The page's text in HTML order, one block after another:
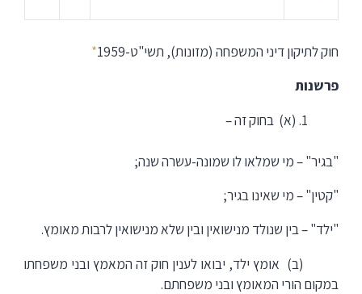
חוק לתיקון דיני המשפחה (מזונות), תשי"ט-1959
*
פרשנות
(א) בחוק זה –
"בגיר" – מי שמלאו לו שמונה-עשרה שנה;
"קטין" – מי שאינו בגיר;
"ילד" – בין שנולד מנישואין ובין שלא מנישואין לרבות מאומץ.
(ב) אומץ ילד, יבואו לענין חוק זה המאמץ ובני משפחתו
במקום הורי המאומץ ובני משפחתם.